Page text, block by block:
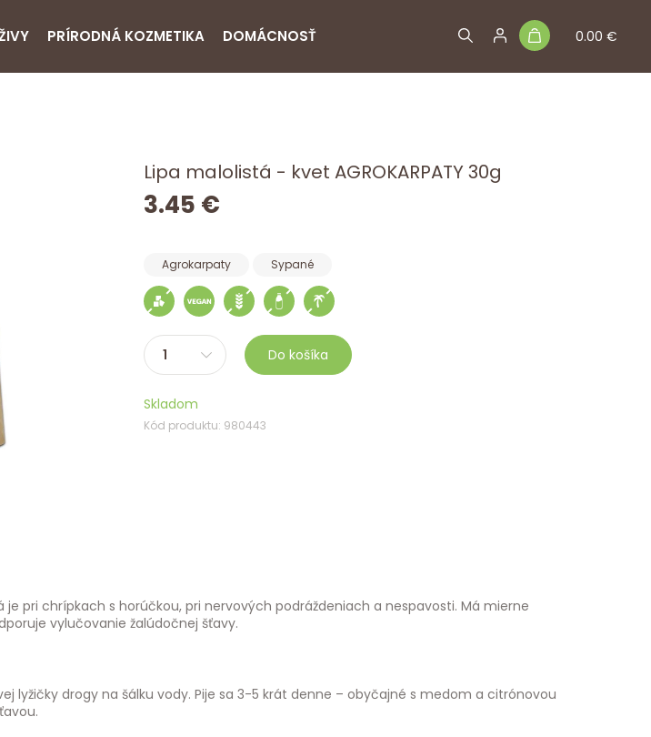
0.00 €
PRÍRODNÁ KOZMETIKA DOMÁCNOSŤ
Lipa malolistá - kvet AGROKARPATY 30g
3.45 €
Agrokarpaty Sypané
Do košíka
Skladom
Kód produktu: 980443
pri chrípkach s horúčkou, pri nervových podráždeniach a nespavosti. Má mierne
vylučovanie žalúdočnej šťavy.
lyžičky drogy na šálku vody. Pije sa 3-5 krát denne – obyčajné s medom a citrónovou